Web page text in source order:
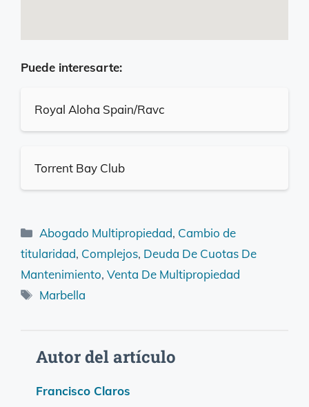
Puede interesarte:
Royal Aloha Spain/Ravc
Torrent Bay Club
Categorías
Abogado Multipropiedad, Cambio de
titularidad, Complejos, Deuda De Cuotas De
Mantenimiento, Venta De Multipropiedad
Etiquetas
Marbella
Autor del artículo
Francisco Claros